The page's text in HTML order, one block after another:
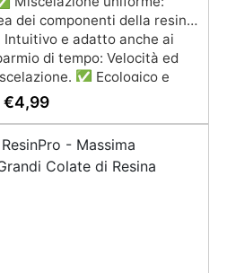
dei componenti della resina.
Intuitivo e adatto anche ai
di tempo: Velocità ed
✅ Ecologico e
da pulire e riutilizzare.
€4,99